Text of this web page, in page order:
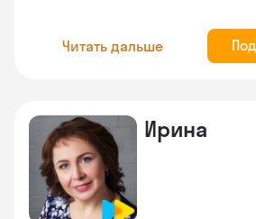
Читать дальше
Ирина